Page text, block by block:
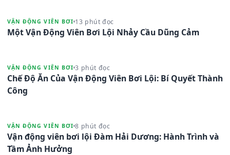
VẬN ĐỘNG VIÊN BƠI 13 phút đọc
Một Vận Động Viên Bơi Lội Nhảy Cầu Dũng Cảm
VẬN ĐỘNG VIÊN BƠI 3 phút đọc
Chế Độ Ăn Của Vận Động Viên Bơi Lội: Bí Quyết Thành
Công
VẬN ĐỘNG VIÊN BƠI 8 phút đọc
Vận động viên bơi lội Đàm Hải Dương: Hành Trình và
Tầm Ảnh Hưởng